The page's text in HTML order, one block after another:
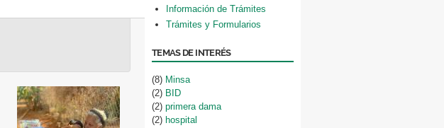
Información de Trámites
Trámites y Formularios
TEMAS DE INTERÉS
(8) Minsa
(2) BID
(2) primera dama
(2) hospital